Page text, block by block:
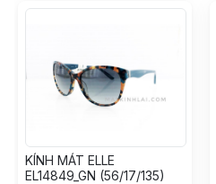
KÍNH MÁT ELLE
EL14849_GN (56/17/135)